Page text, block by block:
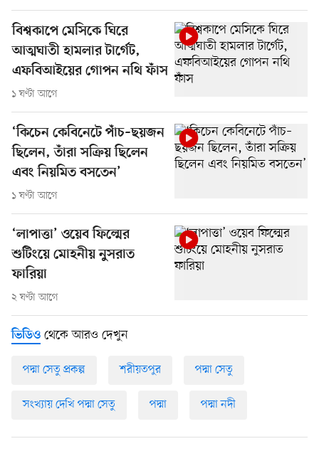
বিশ্বকাপে মেসিকে ঘিরে
আত্মঘাতী হামলার টার্গেট,
এফবিআইয়ের গোপন নথি ফাঁস
১ ঘণ্টা আগে
‘কিচেন কেবিনেটে পাঁচ–ছয়জন
ছিলেন, তাঁরা সক্রিয় ছিলেন
এবং নিয়মিত বসতেন’
১ ঘণ্টা আগে
‘লাপাত্তা’ ওয়েব ফিল্মের
শুটিংয়ে মোহনীয় নুসরাত
ফারিয়া
২ ঘণ্টা আগে
ভিডিও থেকে আরও দেখুন
পদ্মা সেতু প্রকল্প শরীয়তপুর পদ্মা সেতু
সংখ্যায় দেখি পদ্মা সেতু পদ্মা পদ্মা নদী